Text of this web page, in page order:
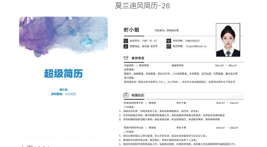
莫兰迪风简历-26